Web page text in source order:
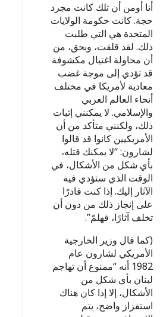
أنا أومن أن تلك كانت مجرد
حجة. كانت حكومة الولايات
المتحدة هي التي طلبت
ذلك. لقد قلقت، وبحق، من
أن محاولة اغتيال مكشوفة
قد تؤدي إلى موجة غضب
معادية لأمريكا في مختلف
أنحاء العالم العربي
والإسلامي. لا يمكنني إثبات
ذلك، ولكنني متأكد من أن
الأمريكيين كانوا قد قالوا
لشارون: “لا يمكنك قتله،
بأي شكل من الأشكال، في
الوقت الذي ستؤدي فيه
الآثار إليك. إذا كنت قادرًا
على إنجاز ذلك من دون أن
تخلف آثارًا، فهلمّ”.
(كما قال وزير الخارجية
الأمريكي لشارون عام
1982 أنه “ممنوع أن تهاجم
لبنان بأي شكل من
الأشكال، إلا إذا كان هناك
استفزاز واضح، يتم